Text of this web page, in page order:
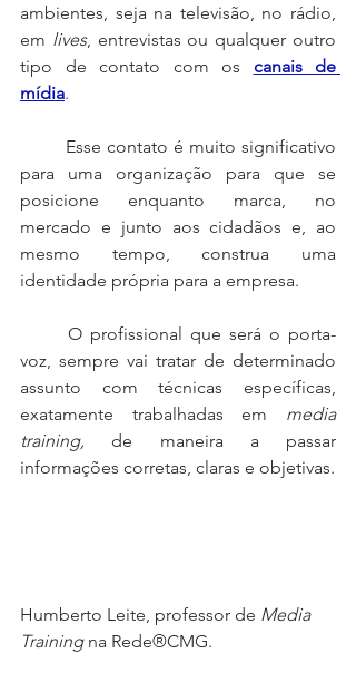
ambientes, seja na televisão, no rádio,
em lives, entrevistas ou qualquer outro
tipo de contato com os canais de
mídia.
para uma organização para que se
posicione enquanto marca, no
mercado e junto aos cidadãos e, ao
mesmo tempo, construa uma
identidade própria para a empresa.
voz, sempre vai tratar de determinado
assunto com técnicas específicas,
exatamente trabalhadas em media
training, de maneira a passar
Humberto Leite, professor de Media
Training na Rede®️CMG.